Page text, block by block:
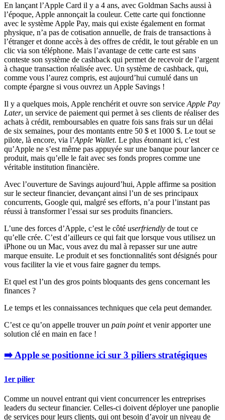
En lançant l’Apple Card il y a 4 ans, avec Goldman Sachs aussi à
l’époque, Apple annonçait la couleur. Cette carte qui fonctionne
avec le système Apple Pay, mais qui existe également en format
physique, n’a pas de cotisation annuelle, de frais de transactions à
l’étranger et donne accès à des offres de crédit, le tout gérable en un
clic via son téléphone. Mais l’avantage de cette carte est sans
conteste son système de cashback qui permet de recevoir de l’argent
à chaque transaction réalisée avec. Un système de cashback, qui,
comme vous l’aurez compris, est aujourd’hui cumulé dans un
compte épargne si vous ouvrez un Apple Savings !
Il y a quelques mois, Apple renchérit et ouvre son service Apple Pay
Later, un service de paiement qui permet à ses clients de réaliser des
achats à crédit, remboursables en quatre fois sans frais sur un délai
de six semaines, pour des montants entre 50 $ et 1000 $. Le tout se
pilote, là encore, via l’Apple Wallet. Le plus étonnant ici, c’est
qu’Apple ne s’est même pas appuyée sur une banque pour lancer ce
produit, mais qu’elle le fait avec ses fonds propres comme une
véritable institution financière.
Avec l’ouverture de Savings aujourd’hui, Apple affirme sa position
sur le secteur financier, devançant ainsi l’un de ses principaux
concurrents, Google qui, malgré ses efforts, n’a pour l’instant pas
réussi à transformer l’essai sur ses produits financiers.
L’une des forces d’Apple, c’est le côté userfriendly de tout ce
qu’elle crée. C’est d’ailleurs ce qui fait que lorsque vous utilisez un
iPhone ou un Mac, vous avez du mal à repasser sur une autre
marque ensuite. Le produit et ses fonctionnalités sont désignés pour
vous faciliter la vie et vous faire gagner du temps.
Et quel est l’un des gros points bloquants des gens concernant les
finances ?
Le temps et les connaissances techniques que cela peut demander.
C’est ce qu’on appelle trouver un pain pointet venir apporter une
solution clé en main en face !
➡️ Apple se positionne ici sur 3 piliers stratégiques
1er pilier
Comme un nouvel entrant qui vient concurrencer les entreprises
leaders du secteur financier. Celles-ci doivent déployer une panoplie
de services pour leurs clients, qui ont besoin d’avoir un niveau de